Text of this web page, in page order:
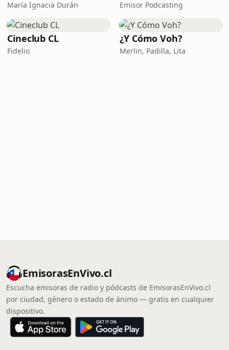
María Ignacia Durán Emisor Podcasting
Cineclub CL
Fidelio
¿Y Cómo Voh?
Merlin, Padilla, Lita
EmisorasEnVivo.cl
Escucha emisoras de radio y pódcasts de EmisorasEnVivo.cl
por ciudad, género o estado de ánimo — gratis en cualquier
dispositivo.